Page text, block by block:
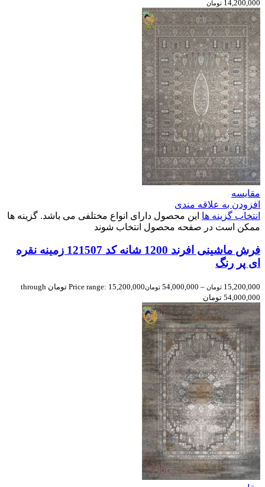
14,200,000 تومان
مقایسه
افزودن به علاقه مندی
انتخاب گزینه ها این محصول دارای انواع مختلفی می باشد. گزینه ها
ممکن است در صفحه محصول انتخاب شوند
فرش ماشینی افرند 1200 شانه کد 121507 زمینه نقره
ای پر رنگ
15,200,000 تومان –
54,000,000 تومان
Price range: 15,200,000 تومان through
54,000,000 تومان